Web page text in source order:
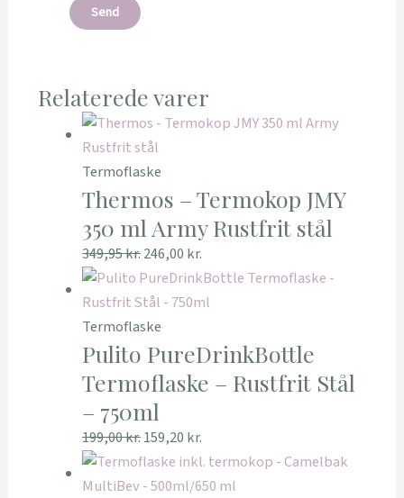
Relaterede varer
Termoflaske
Thermos – Termokop JMY
350 ml Army Rustfrit stål
349,95kr.246,00 kr.
Termoflaske
Pulito PureDrinkBottle
Termoflaske – Rustfrit Stål
– 750ml
199,00kr.159,20 kr.